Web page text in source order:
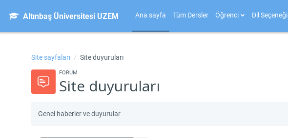
Altınbaş Üniversitesi UZEM Ana sayfa Tüm Dersler Öğrenci Dil Seçeneği
Site sayfaları Site duyuruları
FORUM
Site duyuruları
Genel haberler ve duyurular